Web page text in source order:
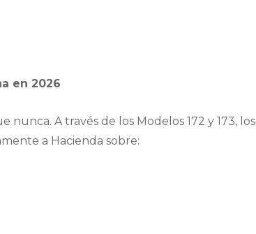
en 2026
A través de los Modelos 172 y 173, los
a Hacienda sobre: